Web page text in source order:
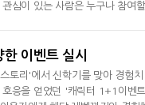
심이 있는 사람은 누구나 참
이벤트 실시
토리'에서 신학기를 맞아 경험
응을 얻었던 '캐릭터 1+1이벤